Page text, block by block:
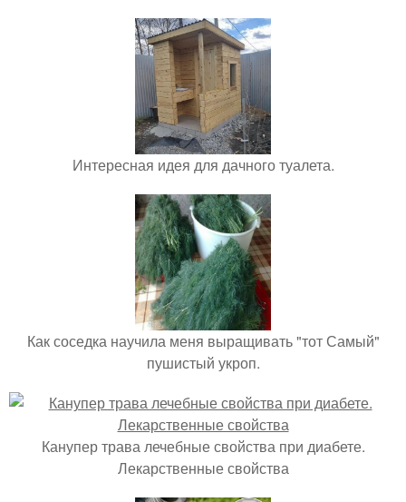
Интересная идея для дачного туалета.
Как соседка научила меня выращивать "тот Самый"
пушистый укроп.
Канупер трава лечебные свойства при диабете.
Лекарственные свойства